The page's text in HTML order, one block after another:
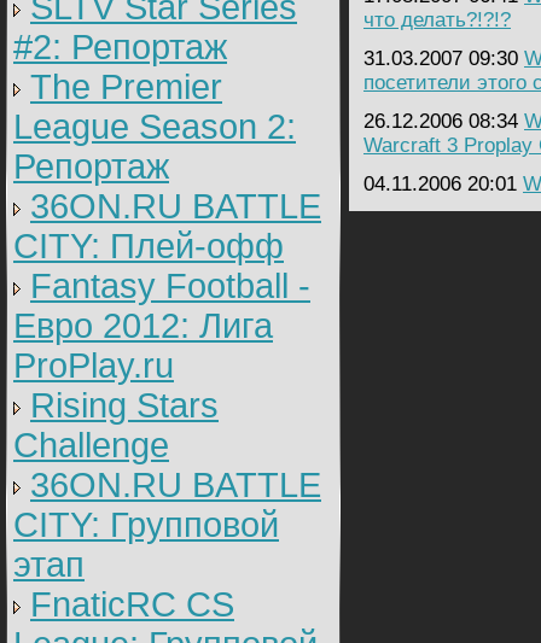
#2: Репортаж
The Premier
League Season 2:
Репортаж
36ON.RU BATTLE
CITY: Плей-офф
Fantasy Football -
Евро 2012: Лига
ProPlay.ru
Rising Stars
Challenge
36ON.RU BATTLE
CITY: Групповой
этап
FnaticRC CS
что делать?!?!?
31.03.2007 09:30
посетители этого
26.12.2006 08:34
Warcraft 3 Proplay
04.11.2006 20:01